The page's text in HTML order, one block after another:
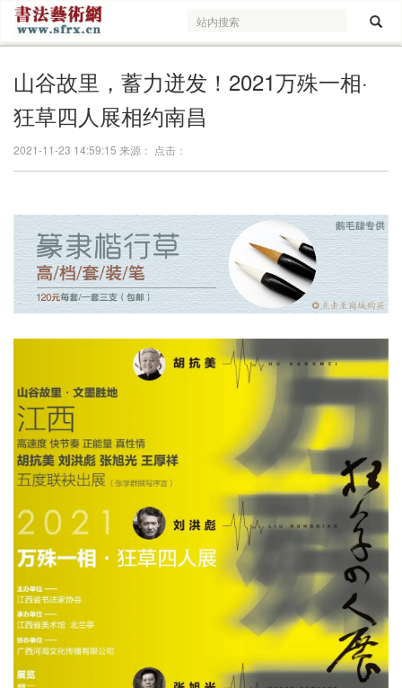
山谷故里，蓄力迸发！2021万殊一相·
狂草四人展相约南昌
2021-11-23 14:59:15 来源： 点击：